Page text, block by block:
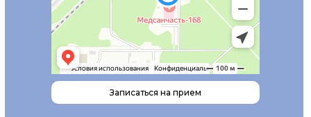
Записаться на прием